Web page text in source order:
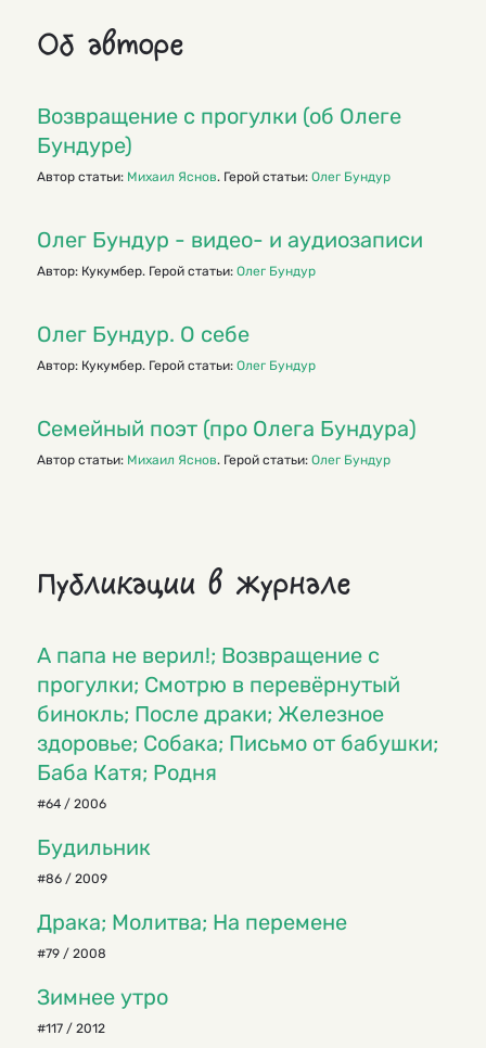
Об авторе
Возвращение с прогулки (об Олеге
Бундуре)
Автор статьи: Михаил Яснов. Герой статьи: Олег Бундур
Олег Бундур - видео- и аудиозаписи
Автор: Кукумбер. Герой статьи: Олег Бундур
Олег Бундур. О себе
Автор: Кукумбер. Герой статьи: Олег Бундур
Семейный поэт (про Олега Бундура)
Автор статьи: Михаил Яснов. Герой статьи: Олег Бундур
Публикации в журнале
А папа не верил!; Возвращение с
прогулки; Смотрю в перевёрнутый
бинокль; После драки; Железное
здоровье; Собака; Письмо от бабушки;
Баба Катя; Родня
#64 / 2006
Будильник
#86 / 2009
Драка; Молитва; На перемене
#79 / 2008
Зимнее утро
#117 / 2012